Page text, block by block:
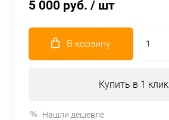
5 000 руб. / шт
В корзину
Купить в 1 клик
Нашли дешевле